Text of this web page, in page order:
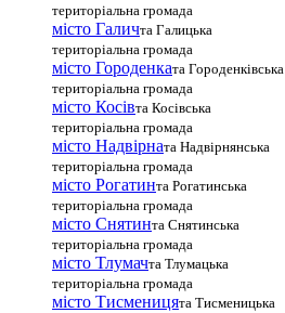
територіальна громада
місто Галичта Галицька
територіальна громада
місто Городенката Городенківська
територіальна громада
місто Косівта Косівська
територіальна громада
місто Надвірната Надвірнянська
територіальна громада
місто Рогатинта Рогатинська
територіальна громада
місто Снятинта Снятинська
територіальна громада
місто Тлумачта Тлумацька
територіальна громада
місто Тисменицята Тисменицька